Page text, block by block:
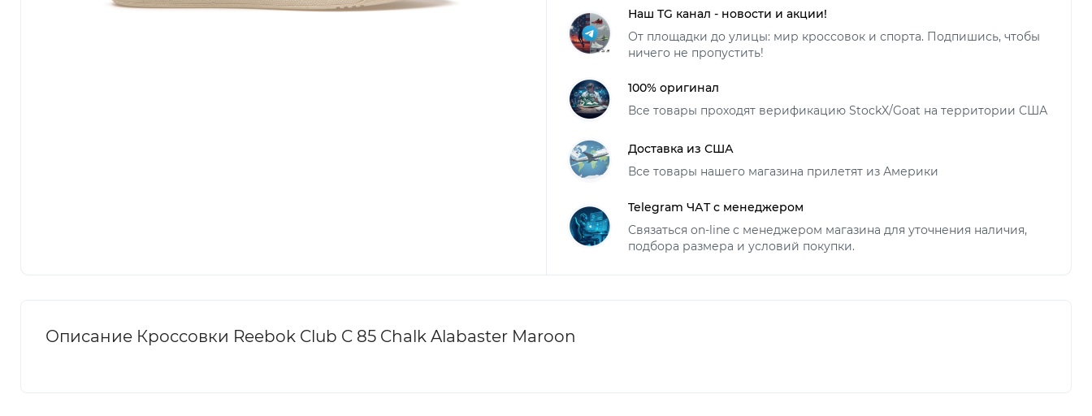
Наш TG канал - новости и акции!
От площадки до улицы: мир кроссовок и спорта. Подпишись, чтобы
ничего не пропустить!
100% оригинал
Все товары проходят верификацию StockX/Goat на территории США
Доставка из США
Все товары нашего магазина прилетят из Америки
Telegram ЧАТ с менеджером
Связаться on-line с менеджером магазина для уточнения наличия,
подбора размера и условий покупки.
Описание Кроссовки Reebok Club C 85 Chalk Alabaster Maroon